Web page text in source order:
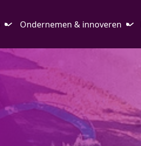
Ondernemen & innoveren